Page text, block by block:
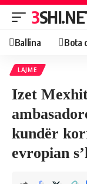
Ballina Bota
LAJME
Izet
kundër
evropian